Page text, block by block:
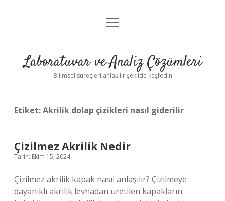
Anasayfa
Yasal Uyarı
menüyü
Laboratuvar ve Analiz Çözümleri
Bilimsel süreçleri anlaşılır şekilde keşfedin
Etiket:Akrilik dolap çizikleri nasıl giderilir
Çizilmez Akrilik Nedir
Tarih: Ekim 15, 2024
Çizilmez akrilik kapak nasıl anlaşılır? Çizilmeye
dayanıklı akrilik levhadan üretilen kapakların